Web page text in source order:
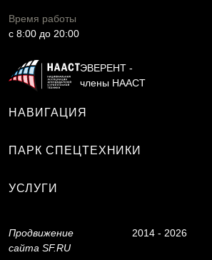
Время работы
c 8:00 до 20:00
ЭВЕРЕНТ -
члены НААСТ
НАВИГАЦИЯ
ПАРК СПЕЦТЕХНИКИ
УСЛУГИ
Продвижение
сайта SF.RU
2014 - 2026